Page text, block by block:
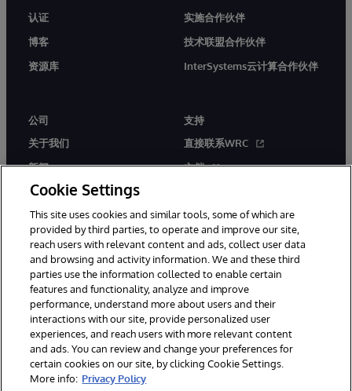
认证
博客
资源库
实施合作伙伴
技术联盟合作伙伴
InterSystems云计算合作伙伴
公司
关于我们
新闻
活动
工作机会
支持
直接联系WRC
文档
© 1996-2026 InterSystems Corporation, Boston, MA. 系联软件（北
京）有限公司 版权所有。京ICP备2021005331号
通知/条款和条件 隐私声明 保证 无障碍
Cookie Settings
This site uses cookies and similar tools, some of which are
provided by third parties, to operate and improve our site,
reach users with relevant content and ads, collect user data
and browsing and activity information. We and these third
parties use the information collected to enable certain
features and functionality, analyze and improve
performance, understand more about users and their
interactions with our site, provide personalized user
experiences, and reach users with more relevant content
and ads. You can review and change your preferences for
certain cookies on our site, by clicking Cookie Settings.
More info: Privacy Policy